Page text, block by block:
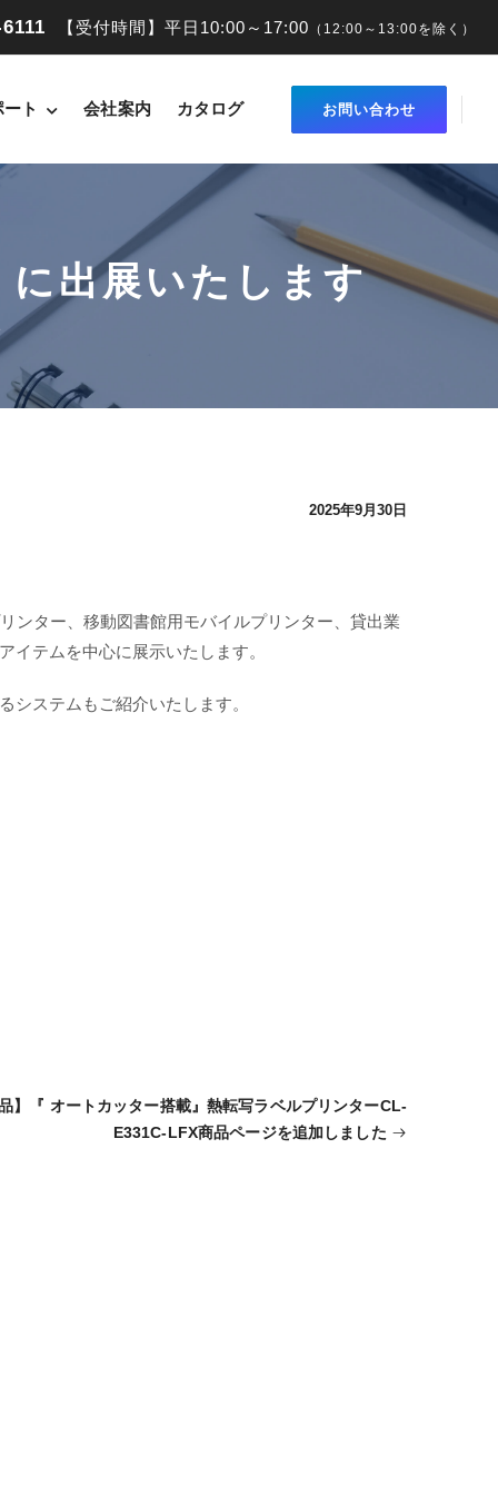
【受付時間】平日10:00～17:00 （12:00～13:00を除く）
ト 会社案内 カタログ お問い合わせ
出展いたします
2025年9月30日
ンター、移動図書館用モバイルプリンター、貸出業
テムを中心に展示いたします。
ステムもご紹介いたします。
】『 オートカッター搭載』熱転写ラベルプリンターCL-
E331C-LFX商品ページを追加しました